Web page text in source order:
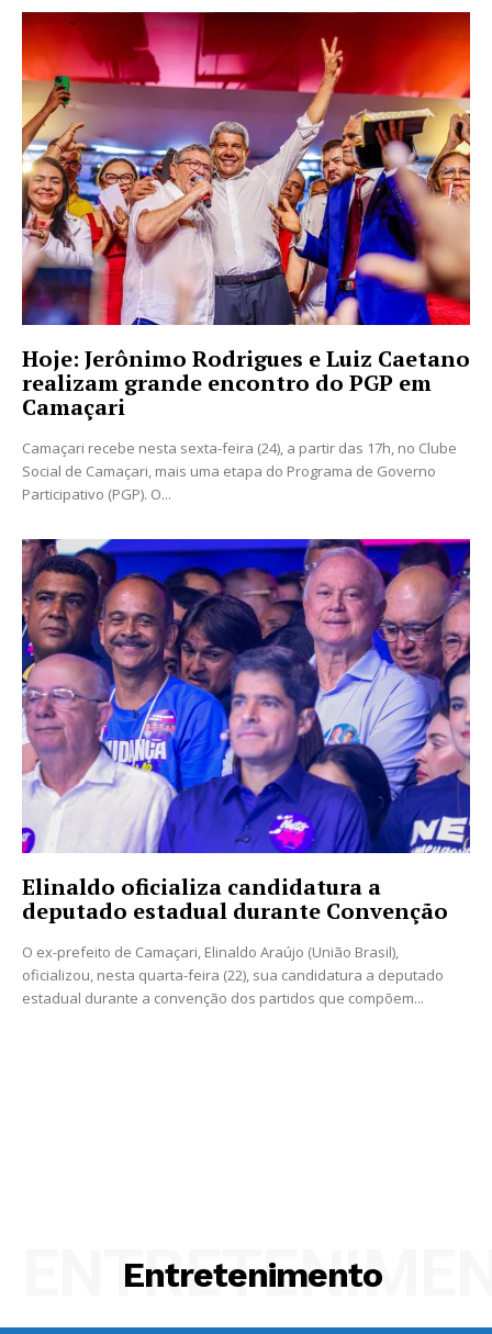
Hoje: Jerônimo Rodrigues e Luiz Caetano
realizam grande encontro do PGP em
Camaçari
Camaçari recebe nesta sexta-feira (24), a partir das 17h, no Clube
Social de Camaçari, mais uma etapa do Programa de Governo
Participativo (PGP). O...
Elinaldo oficializa candidatura a
deputado estadual durante Convenção
O ex-prefeito de Camaçari, Elinaldo Araújo (União Brasil),
oficializou, nesta quarta-feira (22), sua candidatura a deputado
estadual durante a convenção dos partidos que compõem...
Entretenimento